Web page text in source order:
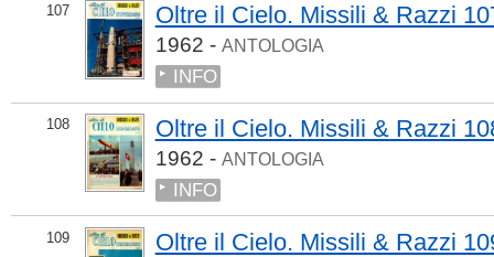
107 Oltre il Cielo. Missili & Razzi
1962 - ANTOLOGIA
INFO
108 Oltre il Cielo. Missili & Razzi
1962 - ANTOLOGIA
INFO
109 Oltre il Cielo. Missili & Razzi